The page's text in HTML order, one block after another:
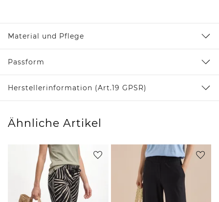
Material und Pflege
Passform
Herstellerinformation (Art.19 GPSR)
Ähnliche Artikel